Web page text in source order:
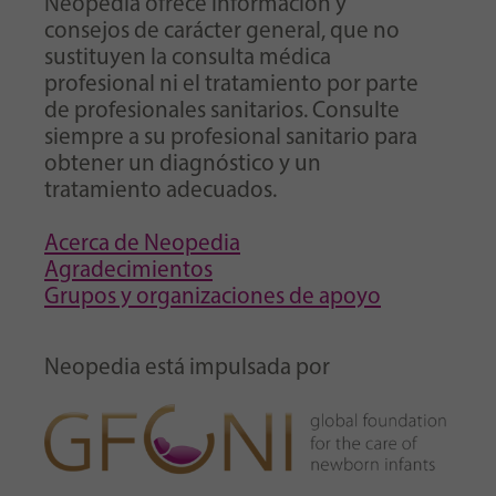
Neopedia ofrece información y
consejos de carácter general, que no
sustituyen la consulta médica
profesional ni el tratamiento por parte
de profesionales sanitarios. Consulte
siempre a su profesional sanitario para
obtener un diagnóstico y un
tratamiento adecuados.
Acerca de Neopedia
Agradecimientos
Grupos y organizaciones de apoyo
Neopedia está impulsada por